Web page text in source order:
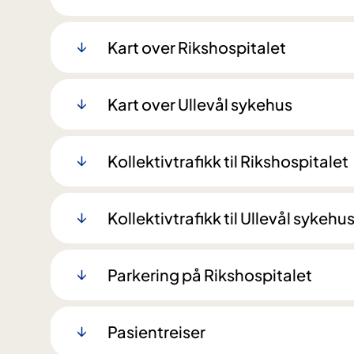
Kart over Rikshospitalet
Kart over Ullevål sykehus
Kollektivtrafikk til Rikshospitalet
Kollektivtrafikk til Ullevål sykehus
Parkering på Rikshospitalet
Pasientreiser